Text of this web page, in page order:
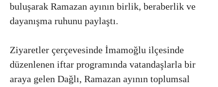
buluşarak Ramazan ayının birlik, beraberlik ve
dayanışma ruhunu paylaştı.
Ziyaretler çerçevesinde İmamoğlu ilçesinde
düzenlenen iftar programında vatandaşlarla bir
araya gelen Dağlı, Ramazan ayının toplumsal